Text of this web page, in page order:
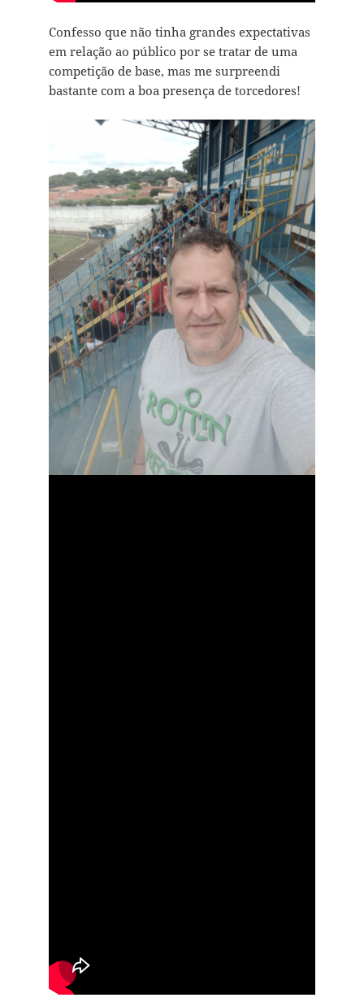
Confesso que não tinha grandes expectativas
em relação ao público por se tratar de uma
competição de base, mas me surpreendi
bastante com a boa presença de torcedores!